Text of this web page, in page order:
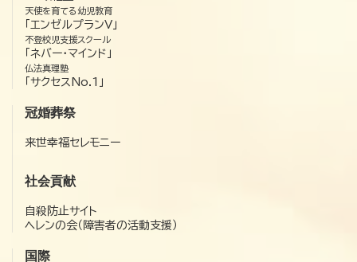
天使を育てる幼児教育
「エンゼルプランV」
不登校児支援スクール
「ネバー・マインド」
仏法真理塾
「サクセスNo.1」
冠婚葬祭
来世幸福セレモニー
社会貢献
自殺防止サイト
ヘレンの会（障害者の活動支援）
国際